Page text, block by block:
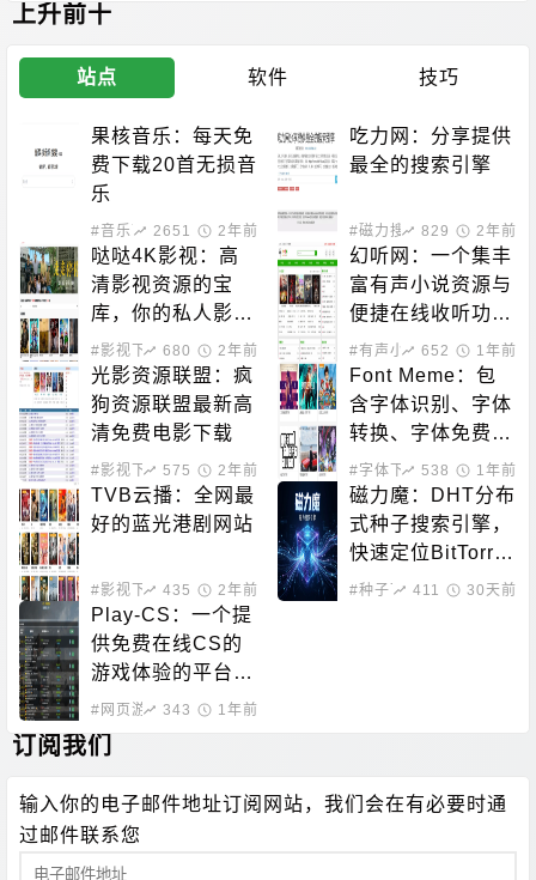
上升前十
站点 软件 技巧
果核音乐：每天免
费下载20首无损音
乐
#音乐下载2651 2年前
吃力网：分享提供
最全的搜索引擎
#磁力搜索829 2年前
哒哒4K影视：高
清影视资源的宝
库，你的私人影院
新选择！
#影视下载 680 2年前
幻听网：一个集丰
富有声小说资源与
便捷在线收听功能
于一体的平台
#有声小说652 1年前
光影资源联盟：疯
狗资源联盟最新高
清免费电影下载
#影视下载 575 2年前
Font Meme：包
含字体识别、字体
转换、字体免费下
载的站点
#字体下载538 1年前
TVB云播：全网最
好的蓝光港剧网站
#影视下载 #在线影音
435 2年前
磁力魔：DHT分布
式种子搜索引擎，
快速定位BitTorre
nt资源
#种子下载 #磁力搜索
411 30天前
Play-CS：一个提
供免费在线CS的
游戏体验的平台，
无需下载即可畅玩
#网页游戏 343 1年前
订阅我们
输入你的电子邮件地址订阅网站，我们会在有必要时通
过邮件联系您